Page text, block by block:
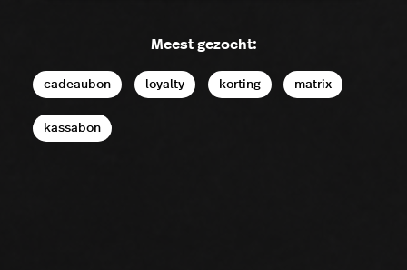
Meest gezocht:
cadeaubon loyalty korting matrix
kassabon